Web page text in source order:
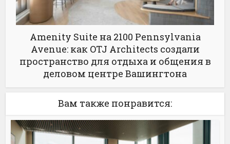
Amenity Suite на 2100 Pennsylvania
Avenue: как OTJ Architects создали
пространство для отдыха и общения в
деловом центре Вашингтона
Вам также понравится: